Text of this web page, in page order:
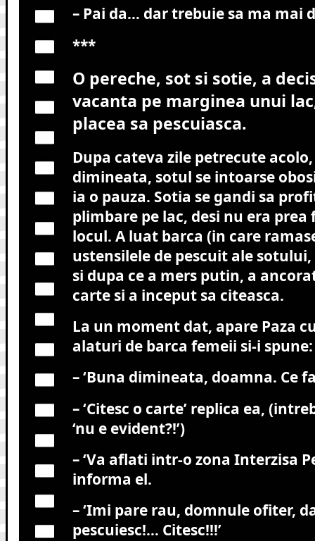
– Pai da… dar trebuie sa ma mai
***
O pereche, sot si sotie, a
vacanta pe marginea unui
placea sa pescuiasca.
Dupa cateva zile petrecute
dimineata, sotul se intoarse
ia o pauza. Sotia se gandi sa
plimbare pe lac, desi nu era
locul. A luat barca (in care
ustensilele de pescuit ale
si dupa ce a mers putin, a
carte si a inceput sa citeasca.
La un moment dat, apare Paza
alaturi de barca femeii si-i spune:
– ‘Buna dimineata, doamna. Ce
– ‘Citesc o carte’ replica ea,
‘nu e evident?!’)
– ‘Va aflati intr-o zona Interzisa
informa el.
– ‘Imi pare rau, domnule ofiter,
pescuiesc!… Citesc!!!’